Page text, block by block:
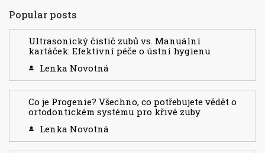
Popular posts
Ultrasonický čistič zubů vs. Manuální
kartáček: Efektivní péče o ústní hygienu
Lenka Novotná
Co je Progenie? Všechno, co potřebujete vědět o
ortodontickém systému pro křivé zuby
Lenka Novotná